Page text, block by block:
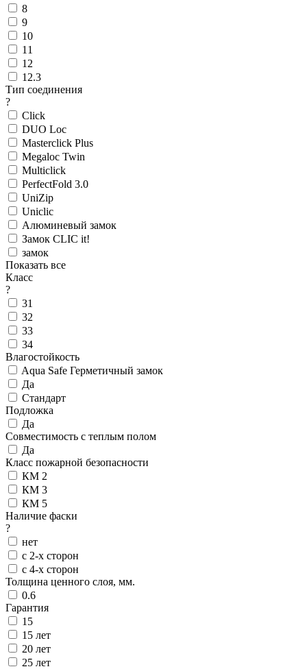
8
9
10
11
12
12.3
Тип соединения
?
Click
DUO Loc
Masterclick Plus
Megaloc Twin
Multiclick
PerfectFold 3.0
UniZip
Uniclic
Алюминевый замок
Замок CLIC it!
замок
Показать все
Класс
?
31
32
33
34
Влагостойкость
Aqua Safe Герметичный замок
Да
Стандарт
Подложка
Да
Совместимость с теплым полом
Да
Класс пожарной безопасности
КМ 2
КМ 3
КМ 5
Наличие фаски
?
нет
с 2-х сторон
с 4-х сторон
Толщина ценного слоя, мм.
0.6
Гарантия
15
15 лет
20 лет
25 лет